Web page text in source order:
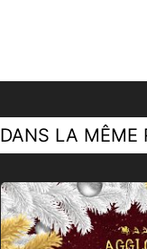
DANS LA MÊME